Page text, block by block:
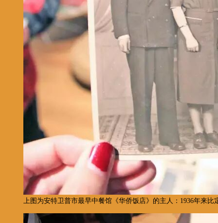
上图为安特卫普市最早中餐馆《华侨饭店》的主人：1936年来